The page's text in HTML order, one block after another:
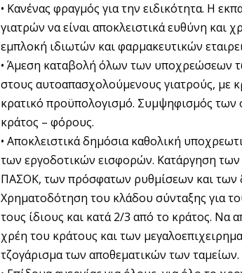
• Κανένας φραγμός για την ειδικότητα. Η
γιατρών να είναι αποκλειστικά ευθύνη και
εμπλοκή ιδιωτών και φαρμακευτικών
• Άμεση καταβολή όλων των υποχρεώσεων
στους αυτοαπασχολούμενους γιατρούς, με
κρατικό προϋπολογισμό. Συμψηφισμός των
κράτος – φόρους.
• Αποκλειστικά δημόσια καθολική
των εργοδοτικών εισφορών. Κατάργηση
ΠΑΣΟΚ, των πρόσφατων ρυθμίσεων και των
Χρηματοδότηση του κλάδου σύνταξης για
τους ίδιους και κατά 2/3 από το κράτος. Να
χρέη του κράτους και των
τζογάρισμα των αποθεματικών των ταμείων.